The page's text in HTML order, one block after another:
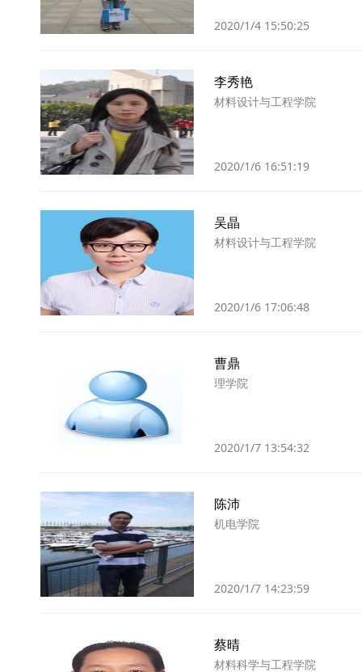
2020/1/4 15:50:25
李秀艳
材料设计与工程学院
2020/1/6 16:51:19
吴晶
材料设计与工程学院
2020/1/6 17:06:48
曹鼎
理学院
2020/1/7 13:54:32
陈沛
机电学院
2020/1/7 14:23:59
蔡晴
材料科学与工程学院